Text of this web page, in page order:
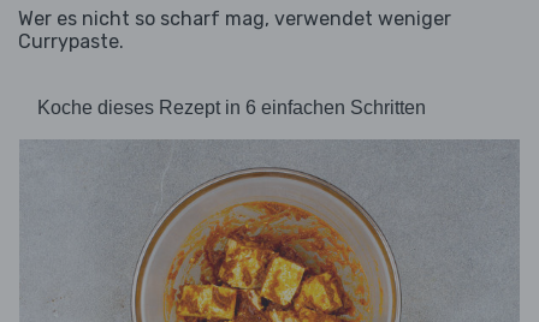
Wer es nicht so scharf mag, verwendet weniger
Currypaste.
Koche dieses Rezept in 6 einfachen Schritten